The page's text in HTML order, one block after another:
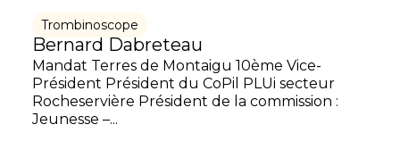
Trombinoscope
Bernard Dabreteau
Mandat Terres de Montaigu 10ème Vice-
Président Président du CoPil PLUi secteur
Rocheservière Président de la commission :
Jeunesse –...